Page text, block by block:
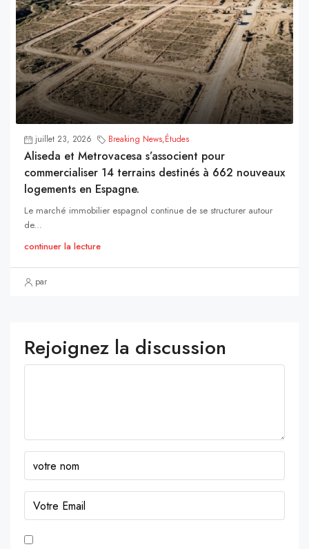
juillet 23, 2026 Breaking News,Études
Aliseda et Metrovacesa s’associent pour
commercialiser 14 terrains destinés à 662 nouveaux
logements en Espagne.
Le marché immobilier espagnol continue de se structurer autour
de...
continuer la lecture
par
Rejoignez la discussion